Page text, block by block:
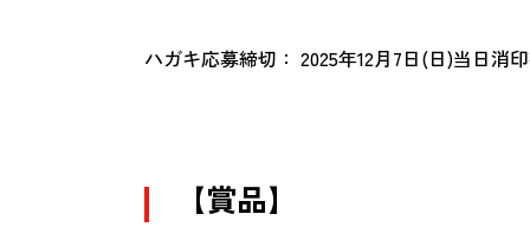
ハガキ応募締切： 2025年12月7日(日)当日消
【賞品】